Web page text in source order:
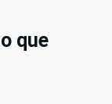
que